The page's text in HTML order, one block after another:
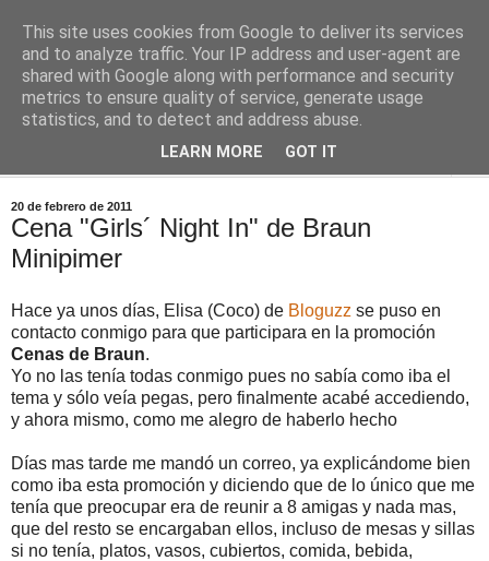
Comoju
La Cocina del Día a Día y el día a día de la Gastronomía
20 de febrero de 2011
Cena "Girls´ Night In" de Braun
Minipimer
Hace ya unos días, Elisa (Coco) de Bloguzz se puso en
contacto conmigo para que participara en la promoción
Cenas de Braun.
Yo no las tenía todas conmigo pues no sabía como iba el
tema y sólo veía pegas, pero finalmente acabé accediendo,
y ahora mismo, como me alegro de haberlo hecho
Días mas tarde me mandó un correo, ya explicándome bien
como iba esta promoción y diciendo que de lo único que me
tenía que preocupar era de reunir a 8 amigas y nada mas,
que del resto se encargaban ellos, incluso de mesas y sillas
si no tenía, platos, vasos, cubiertos, comida, bebida,
This site uses cookies from Google to deliver its services
and to analyze traffic. Your IP address and user-agent are
shared with Google along with performance and security
metrics to ensure quality of service, generate usage
statistics, and to detect and address abuse.
LEARN MORE GOT IT